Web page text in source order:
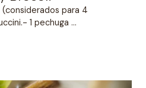
para 4
1 pechuga ...